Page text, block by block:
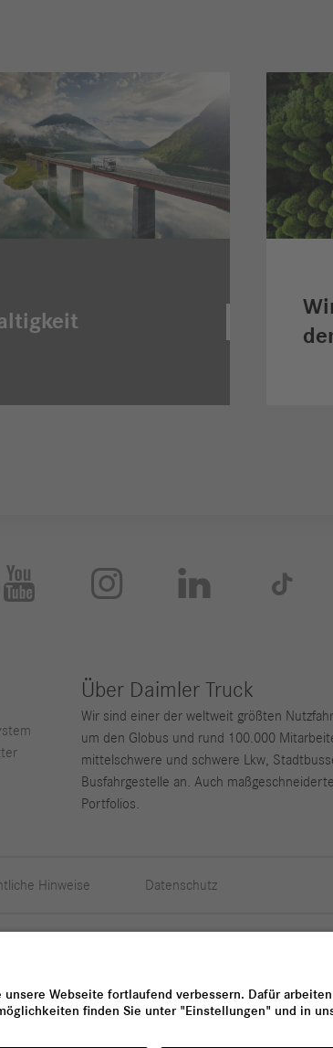
   
Über Daimler Truck
Wir sind einer der weltweit größten
um den Globus und rund 100.000
mittelschwere und schwere Lkw,
Busfahrgestelle an. Auch
Portfolios.
Hinweise Datenschutz